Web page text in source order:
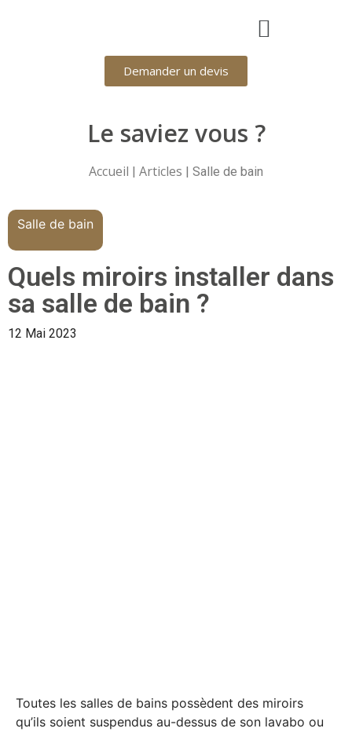
Demander un devis
Le saviez vous ?
Accueil | Articles | Salle de bain
Salle de bain
Quels miroirs installer dans
sa salle de bain ?
12 Mai 2023
Toutes les salles de bains possèdent des miroirs
qu’ils soient suspendus au-dessus de son lavabo ou